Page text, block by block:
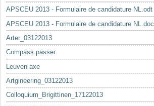
APSCEU 2013 - Formulaire de candidature NL.odt
APSCEU 2013 - Formulaire de candidature NL.doc
Arter_03122013
Compass passer
Leuven axe
Artgineering_03122013
Colloquium_Brigittinen_17122013